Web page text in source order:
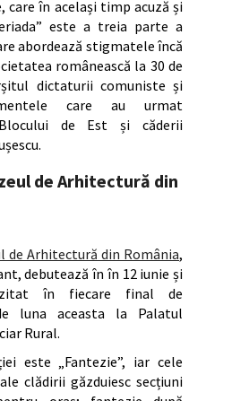
care în același timp acuză și
este a treia parte a
abordează stigmatele încă
românească la 30 de
dictaturii comuniste și
care au urmat
de Est și căderii
de Arhitectură din
de Arhitectură din România,
debutează în în 12 iunie și
în fiecare final de
luna aceasta la Palatul
Rural.
este „Fantezie”, iar cele
clădirii găzduiesc secțiuni